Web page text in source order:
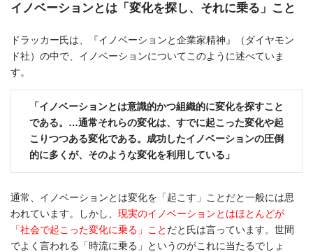
イノベーションとは「変化を探し、それに乗る」こと
ドラッカー氏は、『イノベーションと企業家精神』（ダイヤモン
ド社）の中で、イノベーションについてこのように述べていま
す。
「イノベーションとは意識的かつ組織的に変化を探すこと
である。…通常それらの変化は、すでに起こった変化や起
こりつつある変化である。成功したイノベーションの圧倒
的に多くが、そのような変化を利用している」
通常、イノベーションとは変化を「起こす」ことだと一般には思
われています。しかし、 現実のイノベーションとはほとんどが
「社会で起こった変化に乗る」こと だと氏は言っています。世間
でよく言われる「時流に乗る」というのがこれに当たるでしょ